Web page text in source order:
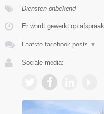
Diensten onbekend
Er wordt gewerkt op afspraak.
Laatste facebook posts ▼
Sociale media: